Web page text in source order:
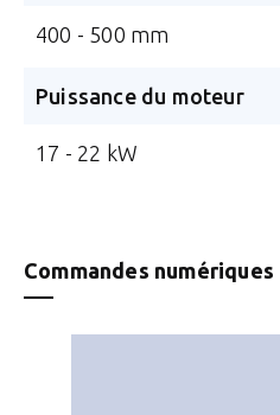
400 - 500 mm
Puissance du moteur
17 - 22 kW
Commandes numériques